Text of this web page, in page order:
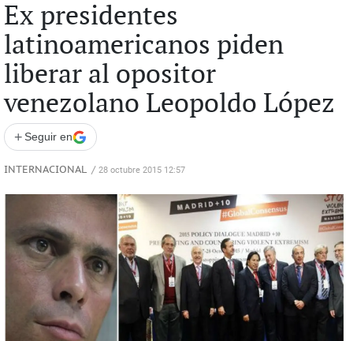
Ex presidentes
latinoamericanos piden
liberar al opositor
venezolano Leopoldo López
+ Seguir en
INTERNACIONAL / 28 octubre 2015 12:57